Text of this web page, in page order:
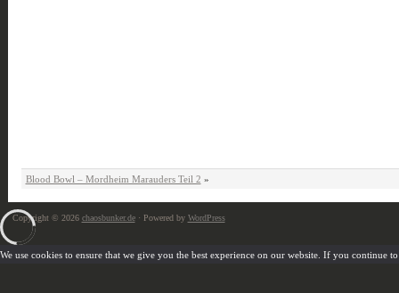
Blood Bowl – Mordheim Marauders Teil 2 »
Copyright © 2026 chaosbunker.de· Powered by WordPress
We use cookies to ensure that we give you the best experience on our website. If you continue